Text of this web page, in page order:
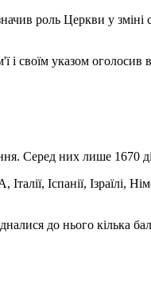
роль Церкви у зміні
і своїм указом
Серед них лише 1670
Іспанії, Ізраїлі,
до нього кілька